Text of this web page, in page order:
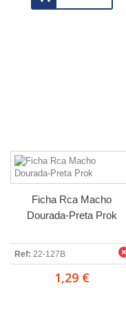
Ficha Rca Macho
Dourada-Preta Prok
Ref: 22-127B
1,29 €